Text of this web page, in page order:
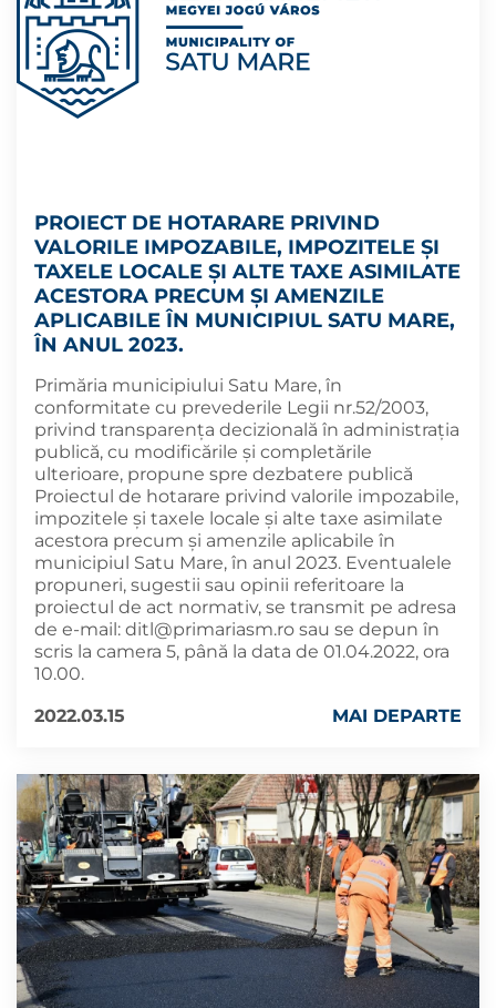
PROIECT DE HOTARARE PRIVIND
VALORILE IMPOZABILE, IMPOZITELE ȘI
TAXELE LOCALE ȘI ALTE TAXE ASIMILATE
ACESTORA PRECUM ȘI AMENZILE
APLICABILE ÎN MUNICIPIUL SATU MARE,
ÎN ANUL 2023.
Primăria municipiului Satu Mare, în
conformitate cu prevederile Legii nr.52/2003,
privind transparența decizională în administrația
publică, cu modificările și completările
ulterioare, propune spre dezbatere publică
Proiectul de hotarare privind valorile impozabile,
impozitele și taxele locale și alte taxe asimilate
acestora precum și amenzile aplicabile în
municipiul Satu Mare, în anul 2023. Eventualele
propuneri, sugestii sau opinii referitoare la
proiectul de act normativ, se transmit pe adresa
de e-mail: ditl@primariasm.ro sau se depun în
scris la camera 5, până la data de 01.04.2022, ora
10.00.
2022.03.15
MAI DEPARTE